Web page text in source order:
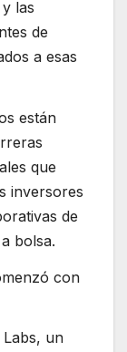
las
de
a esas
están
que
inversores
de
bolsa.
con
un